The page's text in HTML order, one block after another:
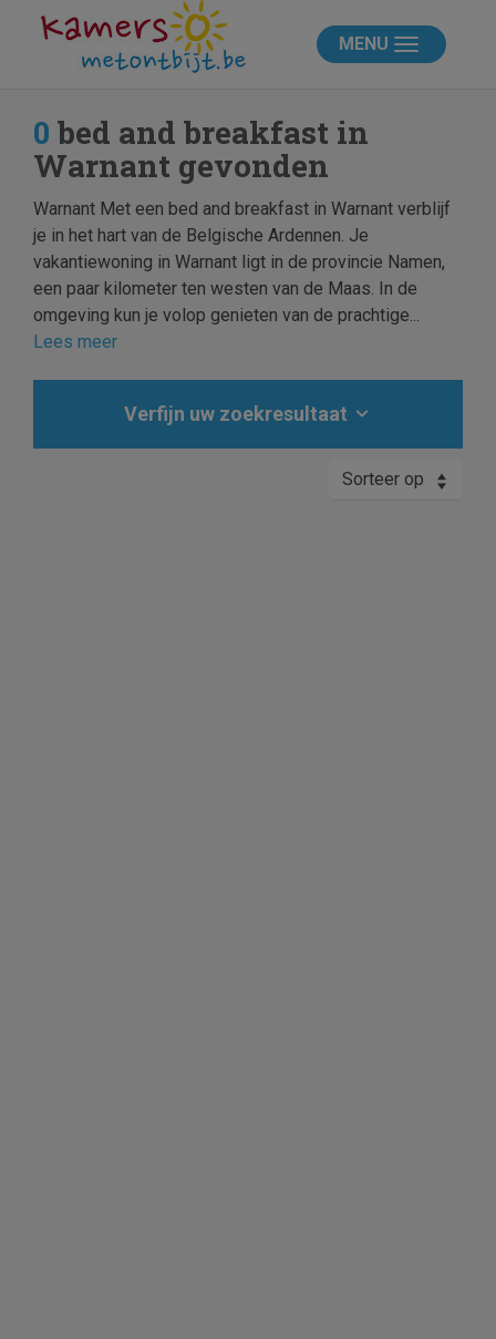
MENU
0 bed and breakfast in
Warnant gevonden
Warnant Met een bed and breakfast in Warnant verblijf
je in het hart van de Belgische Ardennen. Je
vakantiewoning in Warnant ligt in de provincie Namen,
een paar kilometer ten westen van de Maas. In de
omgeving kun je volop genieten van de prachtige...
Lees meer
Verfijn uw zoekresultaat
Sorteer op